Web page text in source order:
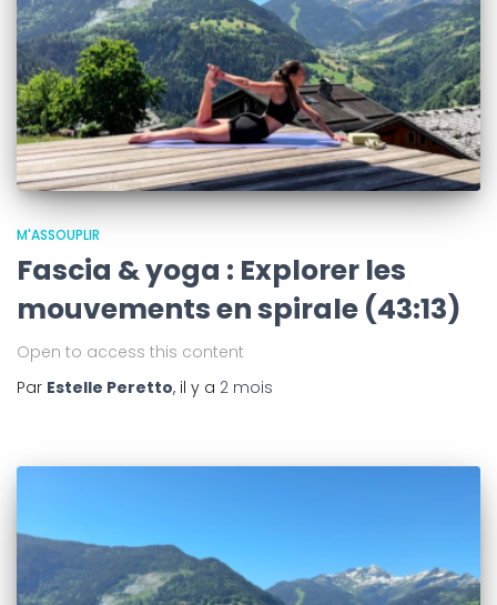
M'ASSOUPLIR
Fascia & yoga : Explorer les
mouvements en spirale (43:13)
Open to access this content
Par Estelle Peretto, il y a 2 mois